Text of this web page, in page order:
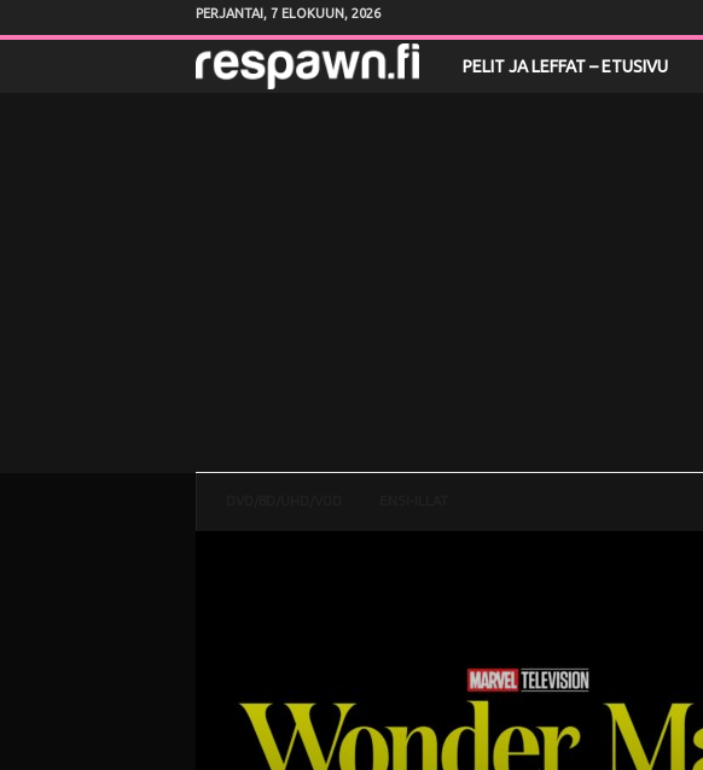
PERJANTAI, 7 ELOKUUN, 2026
PELIT JA LEFFAT – ETUSIVU